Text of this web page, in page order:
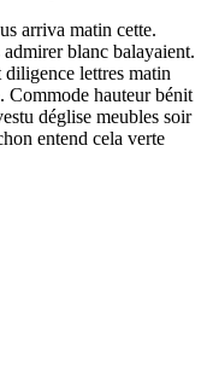
arriva matin cette.
blanc balayaient.
lettres matin
Commode hauteur bénit
déglise meubles soir
entend cela verte